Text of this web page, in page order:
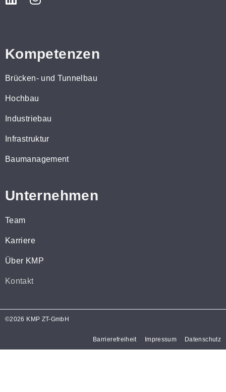
Kompetenzen
Brücken- und Tunnelbau
Hochbau
Industriebau
Infrastruktur
Baumanagement
Unternehmen
Team
Karriere
Über KMP
Kontakt
©2026 KMP ZT-GmbH
Barrierefreiheit Impressum Datenschutz